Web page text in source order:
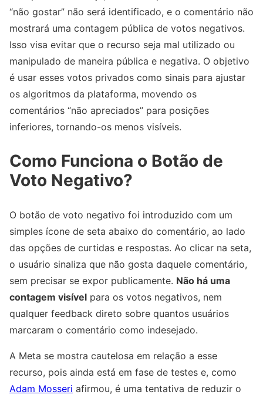
“não gostar” não será identificado, e o comentário não
mostrará uma contagem pública de votos negativos.
Isso visa evitar que o recurso seja mal utilizado ou
manipulado de maneira pública e negativa. O objetivo
é usar esses votos privados como sinais para ajustar
os algoritmos da plataforma, movendo os
comentários “não apreciados” para posições
inferiores, tornando-os menos visíveis.
Como Funciona o Botão de
Voto Negativo?
O botão de voto negativo foi introduzido com um
simples ícone de seta abaixo do comentário, ao lado
das opções de curtidas e respostas. Ao clicar na seta,
o usuário sinaliza que não gosta daquele comentário,
sem precisar se expor publicamente. Não há uma
contagem visível para os votos negativos, nem
qualquer feedback direto sobre quantos usuários
marcaram o comentário como indesejado.
A Meta se mostra cautelosa em relação a esse
recurso, pois ainda está em fase de testes e, como
Adam Mosseri afirmou, é uma tentativa de reduzir o